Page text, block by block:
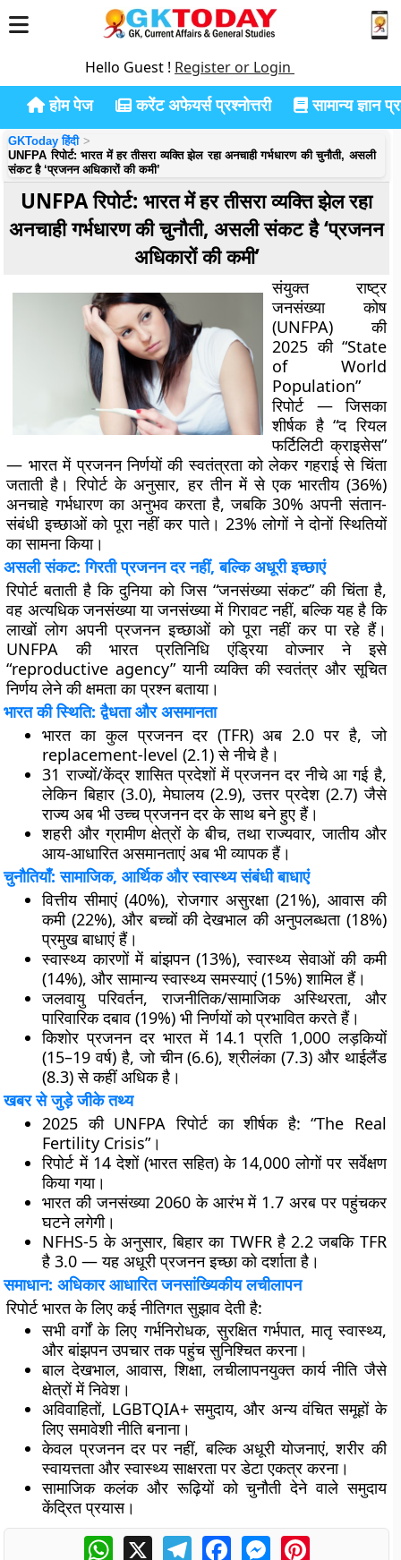
Hello Guest ! Register or Login
होम पेज करेंट अफेयर्स प्रश्नोत्तरी सामान्य ज्ञान
GKToday हिंदी
UNFPA रिपोर्ट: भारत में हर तीसरा व्यक्ति झेल रहा अनचाही गर्भधारण की चुनौती, असली
संकट है ‘प्रजनन अधिकारों की कमी’
UNFPA रिपोर्ट: भारत में हर तीसरा व्यक्ति झेल रहा
अनचाही गर्भधारण की चुनौती, असली संकट है ‘प्रजनन
अधिकारों की कमी’
संयुक्त राष्ट्र
जनसंख्या कोष
(UNFPA) की
2025 की “State
of World
Population”
रिपोर्ट — जिसका
शीर्षक है “द रियल
फर्टिलिटी क्राइसेस”
— भारत में प्रजनन निर्णयों की स्वतंत्रता को लेकर गहराई से चिंता
जताती है। रिपोर्ट के अनुसार, हर तीन में से एक भारतीय (36%)
अनचाहे गर्भधारण का अनुभव करता है, जबकि 30% अपनी संतान-
संबंधी इच्छाओं को पूरा नहीं कर पाते। 23% लोगों ने दोनों स्थितियों
का सामना किया।
असली संकट: गिरती प्रजनन दर नहीं, बल्कि अधूरी इच्छाएं
रिपोर्ट बताती है कि दुनिया को जिस “जनसंख्या संकट” की चिंता है,
वह अत्यधिक जनसंख्या या जनसंख्या में गिरावट नहीं, बल्कि यह है कि
लाखों लोग अपनी प्रजनन इच्छाओं को पूरा नहीं कर पा रहे हैं।
UNFPA की भारत प्रतिनिधि एंड्रिया वोज्नार ने इसे
“reproductive agency” यानी व्यक्ति की स्वतंत्र और सूचित
निर्णय लेने की क्षमता का प्रश्न बताया।
भारत की स्थिति: द्वैधता और असमानता
भारत का कुल प्रजनन दर (TFR) अब 2.0 पर है, जो
replacement-level (2.1) से नीचे है।
31 राज्यों/केंद्र शासित प्रदेशों में प्रजनन दर नीचे आ गई है,
लेकिन बिहार (3.0), मेघालय (2.9), उत्तर प्रदेश (2.7) जैसे
राज्य अब भी उच्च प्रजनन दर के साथ बने हुए हैं।
शहरी और ग्रामीण क्षेत्रों के बीच, तथा राज्यवार, जातीय और
आय-आधारित असमानताएं अब भी व्यापक हैं।
चुनौतियाँ: सामाजिक, आर्थिक और स्वास्थ्य संबंधी बाधाएं
वित्तीय सीमाएं (40%), रोजगार असुरक्षा (21%), आवास की
कमी (22%), और बच्चों की देखभाल की अनुपलब्धता (18%)
प्रमुख बाधाएं हैं।
स्वास्थ्य कारणों में बांझपन (13%), स्वास्थ्य सेवाओं की कमी
(14%), और सामान्य स्वास्थ्य समस्याएं (15%) शामिल हैं।
जलवायु परिवर्तन, राजनीतिक/सामाजिक अस्थिरता, और
पारिवारिक दबाव (19%) भी निर्णयों को प्रभावित करते हैं।
किशोर प्रजनन दर भारत में 14.1 प्रति 1,000 लड़कियों
(15–19 वर्ष) है, जो चीन (6.6), श्रीलंका (7.3) और थाईलैंड
(8.3) से कहीं अधिक है।
खबर से जुड़े जीके तथ्य
2025 की UNFPA रिपोर्ट का शीर्षक है: “The Real
Fertility Crisis”।
रिपोर्ट में 14 देशों (भारत सहित) के 14,000 लोगों पर सर्वेक्षण
किया गया।
भारत की जनसंख्या 2060 के आरंभ में 1.7 अरब पर पहुंचकर
घटने लगेगी।
NFHS-5 के अनुसार, बिहार का TWFR है 2.2 जबकि TFR
है 3.0 — यह अधूरी प्रजनन इच्छा को दर्शाता है।
समाधान: अधिकार आधारित जनसांख्यिकीय लचीलापन
रिपोर्ट भारत के लिए कई नीतिगत सुझाव देती है:
सभी वर्गों के लिए गर्भनिरोधक, सुरक्षित गर्भपात, मातृ स्वास्थ्य,
और बांझपन उपचार तक पहुंच सुनिश्चित करना।
बाल देखभाल, आवास, शिक्षा, लचीलापनयुक्त कार्य नीति जैसे
क्षेत्रों में निवेश।
अविवाहितों, LGBTQIA+ समुदाय, और अन्य वंचित समूहों के
लिए समावेशी नीति बनाना।
केवल प्रजनन दर पर नहीं, बल्कि अधूरी योजनाएं, शरीर की
स्वायत्तता और स्वास्थ्य साक्षरता पर डेटा एकत्र करना।
सामाजिक कलंक और रूढ़ियों को चुनौती देने वाले समुदाय
केंद्रित प्रयास।
WhatsApp
X TelegramFacebookMessengerPinterest